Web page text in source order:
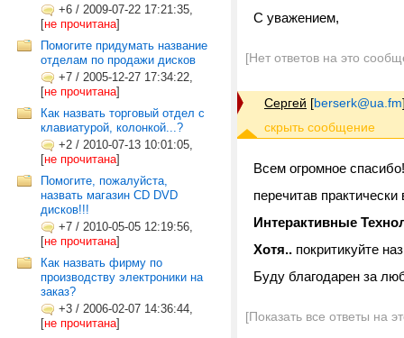
+6 / 2009-07-22 17:21:35,
[не прочитана]
Помогите придумать название
отделам по продажи дисков
+7 / 2005-12-27 17:34:22,
[не прочитана]
Как назвать торговый отдел с
клавиатурой, колонкой...?
+2 / 2010-07-13 10:01:05,
[не прочитана]
Помогите, пожалуйста,
назвать магазин CD DVD
дисков!!!
+7 / 2010-05-05 12:19:56,
[не прочитана]
Как назвать фирму по
производству электроники на
заказ?
+3 / 2006-02-07 14:36:44,
[не прочитана]
С уважением,
[Нет ответов на это
Сергей [berserk@ua.fm
Всем огромное спасибо!
перечитав
Интерактивные
Хотя.. покритикуйте
Буду благодарен за
[Показать все ответы на